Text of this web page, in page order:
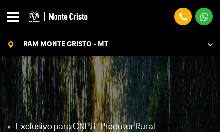
RAM MONTE CRISTO - MT
Exclusivo para CNPJ E Produtor Rural